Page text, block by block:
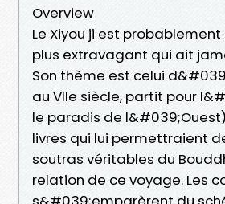
Overview
Le Xiyou ji est
plus extravagant qui ait
Son thème est celui
au VIIe siècle, partit pour
le paradis de
livres qui lui permettraient
soutras véritables du
relation de ce voyage. Les